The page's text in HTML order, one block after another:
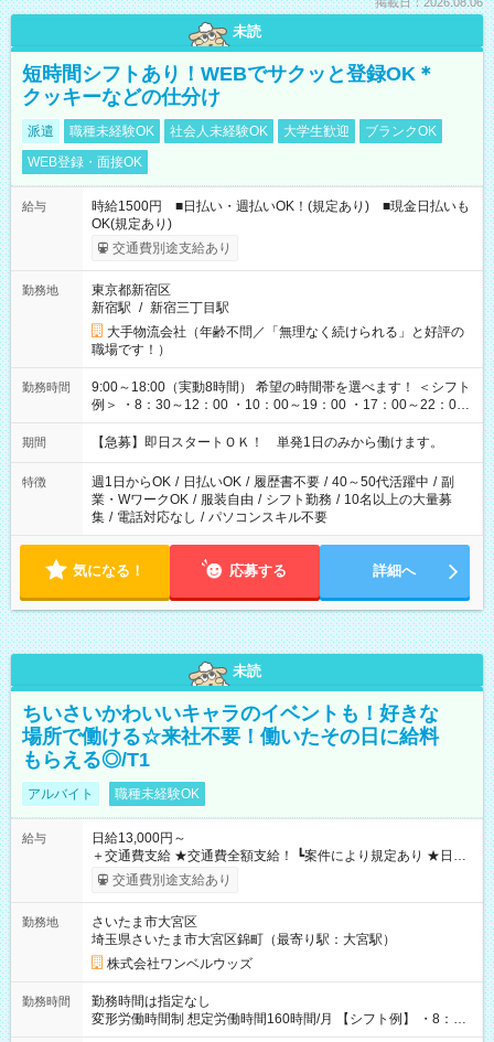
未読
短時間シフトあり！WEBでサクッと登録OK＊
クッキーなどの仕分け
派遣 職種未経験OK 社会人未経験OK 大学生歓迎
ブランクOK
WEB登録・面接OK
給与
時給1500円 ■日払い・週払いOK！(規定あり) ■現金日払いも
OK(規定あり)
交通費別途支給あり
勤務地
東京都新宿区
新宿駅 / 新宿三丁目駅
大手物流会社（年齢不問／「無理なく続けられる」と好評の
職場です！）
勤務時間
9:00～18:00（実動8時間） 希望の時間帯を選べます！ ＜シフト
例＞ ・8：30～12：00 ・10：00～19：00 ・17：00～22：00
・13：00～22：00 ・22：00～翌6：00 など
期間 【急募】即日スタートＯＫ！ 単発1日のみから働けます。
特徴 週1日からOK / 日払いOK / 履歴書不要 / 40～50代活躍中 / 副
業・WワークOK / 服装自由 / シフト勤務 / 10名以上の大量募
集 / 電話対応なし / パソコンスキル不要
気になる！ 応募する 詳細へ
未読
ちいさいかわいいキャラのイベントも！好きな
場所で働ける☆来社不要！働いたその日に給料
もらえる◎/T1
アルバイト 職種未経験OK
給与
日給13,000円～
＋交通費支給 ★交通費全額支給！ ┗案件により規定あり ★日払
いOK！（規定あり） ┗働いたその日に現金GET♪ お仕事後はコ
ンビニATMから 日払い分を引き落とせます！ 【試用期間】試
交通費別途支給あり
勤務地
さいたま市大宮区
埼玉県さいたま市大宮区錦町（最寄り駅：大宮駅）
株式会社ワンベルウッズ
勤務時間
勤務時間は指定なし
変形労働時間制 想定労働時間160時間/月 【シフト例】 ・8：00
～21：00